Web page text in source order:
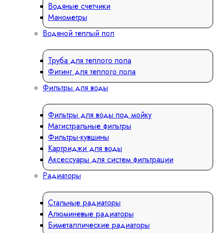
Водяные счетчики
Манометры
Водяной теплый пол
Труба для теплого пола
Фитинг для теплого пола
Фильтры для воды
Фильтры для воды под мойку
Магистральные фильтры
Фильтры-кувшины
Картриджи для воды
Аксессуары для систем фильтрации
Радиаторы
Стальные радиаторы
Алюминевые радиаторы
Биметаллические радиаторы